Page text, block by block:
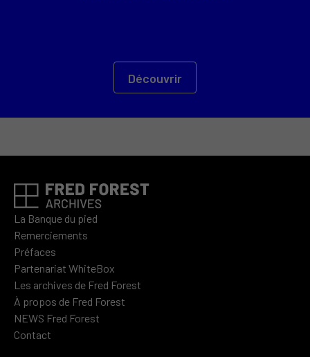
Découvrir
La Banque du pied
Remerciements
Préfaces
Partenariat WhiteBox
Les archives de Fred Forest
À propos de Fred Forest
NEWS Fred Forest
Contact